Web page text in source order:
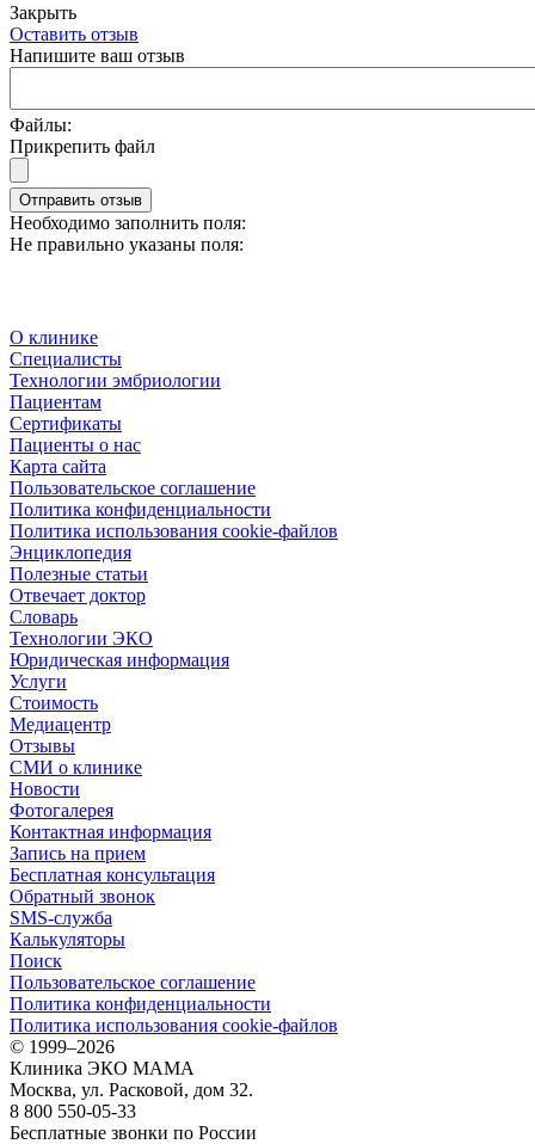
Закрыть
Оставить отзыв
Напишите ваш отзыв
Файлы:
Прикрепить файл
Отправить отзыв
Необходимо заполнить поля:
Не правильно указаны поля:
О клинике
Специалисты
Технологии эмбриологии
Пациентам
Сертификаты
Пациенты о нас
Карта сайта
Пользовательское соглашение
Политика конфиденциальности
Политика использования cookie-файлов
Энциклопедия
Полезные статьи
Отвечает доктор
Словарь
Технологии ЭКО
Юридическая информация
Услуги
Стоимость
Медиацентр
Отзывы
СМИ о клинике
Новости
Фотогалерея
Контактная информация
Запись на прием
Бесплатная консультация
Обратный звонок
SMS-служба
Калькуляторы
Поиск
Пользовательское соглашение
Политика конфиденциальности
Политика использования cookie-файлов
© 1999–2026
Клиника ЭКО МАМА
Москва, ул. Расковой, дом 32.
8 800 550-05-33
Бесплатные звонки по России